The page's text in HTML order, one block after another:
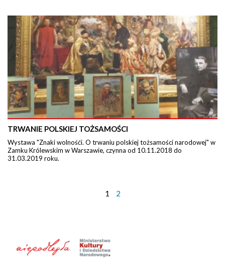
TRWANIE POLSKIEJ TOŻSAMOŚCI
Wystawa "Znaki wolnośći. O trwaniu polskiej tożsamości narodowej" w
Zamku Królewskim w Warszawie, czynna od 10.11.2018 do
31.03.2019 roku.
1 2